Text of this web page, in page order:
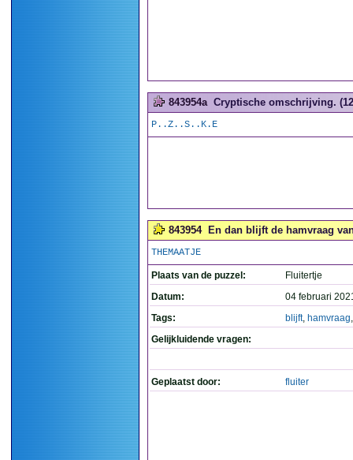
843954a Cryptische omschrijving.
P..Z..S..K.E
843954 En dan blijft de hamvraag
THEMAATJE
Plaats van de puzzel:
Fluitertje
Datum:
04 februari
Tags:
blijft, hamvraag
Gelijkluidende vragen:
Geplaatst door: fluiter